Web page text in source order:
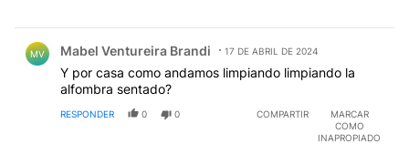
MV Mabel Ventureira Brandi 17 DE ABRIL DE 2024
Y por casa como andamos limpiando limpiando la
alfombra sentado?
RESPONDER 0 0 COMPARTIR
MARCAR
COMO
INAPROPIADO